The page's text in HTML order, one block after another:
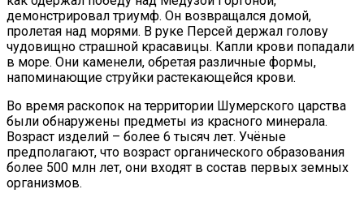
демонстрировал триумф. Он возвращался домой,
пролетая над морями. В руке Персей держал голову
чудовищно страшной красавицы. Капли крови попадали
в море. Они каменели, обретая различные формы,
напоминающие струйки растекающейся крови.
Во время раскопок на территории Шумерского царства
были обнаружены предметы из красного минерала.
Возраст изделий – более 6 тысяч лет. Учёные
предполагают, что возраст органического образования
более 500 млн лет, они входят в состав первых земных
организмов.